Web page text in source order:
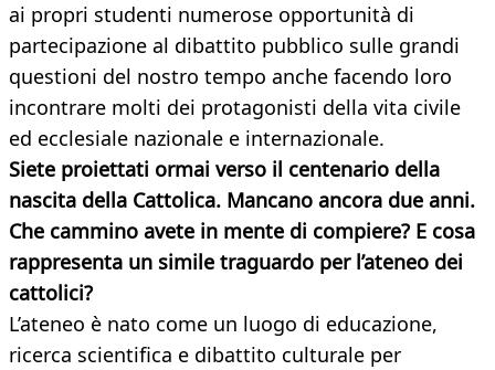
ai propri studenti numerose opportunità di
partecipazione al dibattito pubblico sulle grandi
questioni del nostro tempo anche facendo loro
incontrare molti dei protagonisti della vita civile
ed ecclesiale nazionale e internazionale.
Siete proiettati ormai verso il centenario della
nascita della Cattolica. Mancano ancora due anni.
Che cammino avete in mente di compiere? E cosa
rappresenta un simile traguardo per l’ateneo dei
cattolici?
L’ateneo è nato come un luogo di educazione,
ricerca scientifica e dibattito culturale per